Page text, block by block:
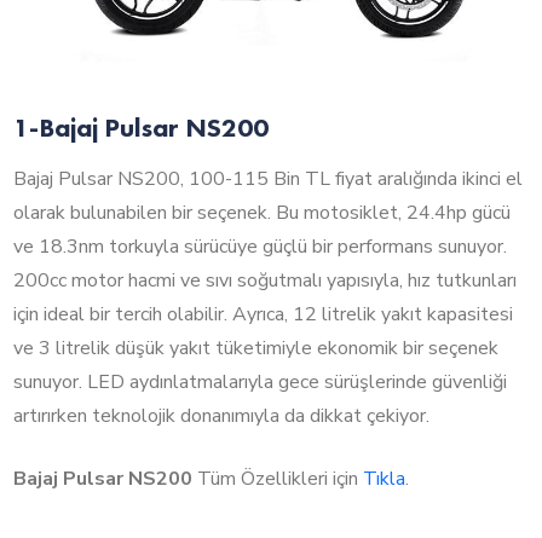
1-Bajaj Pulsar NS200
Bajaj Pulsar NS200, 100-115 Bin TL fiyat aralığında ikinci el
olarak bulunabilen bir seçenek. Bu motosiklet, 24.4hp gücü
ve 18.3nm torkuyla sürücüye güçlü bir performans sunuyor.
200cc motor hacmi ve sıvı soğutmalı yapısıyla, hız tutkunları
için ideal bir tercih olabilir. Ayrıca, 12 litrelik yakıt kapasitesi
ve 3 litrelik düşük yakıt tüketimiyle ekonomik bir seçenek
sunuyor. LED aydınlatmalarıyla gece sürüşlerinde güvenliği
artırırken teknolojik donanımıyla da dikkat çekiyor.
Bajaj Pulsar NS200 Tüm Özellikleri için Tıkla.